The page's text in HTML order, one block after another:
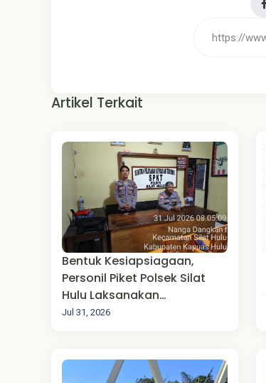
Artikel Terkait
Bentuk Kesiapsiagaan,
Personil Piket Polsek Silat
Hulu Laksanakan
Pengamanan Mako
Jul 31, 2026